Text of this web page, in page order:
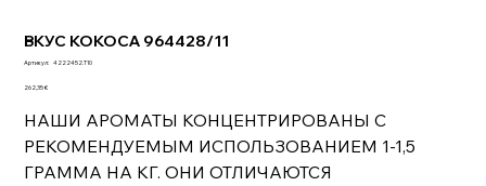
ВКУС КОКОСА 964428/11
Артикул:
Артикул:
4222452.T10
Цена
262,35 €
НАШИ АРОМАТЫ КОНЦЕНТРИРОВАНЫ С
РЕКОМЕНДУЕМЫМ ИСПОЛЬЗОВАНИЕМ 1-1,5
ГРАММА НА КГ. ОНИ ОТЛИЧАЮТСЯ